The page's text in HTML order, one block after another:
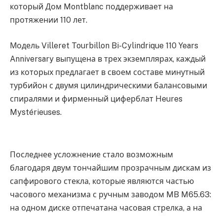
который Дом Montblanc поддерживает на
протяжении 110 лет.
Модель Villeret Tourbillon Bi-Cylindrique 110 Years
Anniversary выпущена в трех экземплярах, каждый
из которых предлагает в своем составе минутный
турбийон с двумя цилиндрическими балансовыми
спиралями и фирменный циферблат Heures
Mystérieuses.
Последнее усложнение стало возможным
благодаря двум тончайшим прозрачным дискам из
сапфирового стекла, которые являются частью
часового механизма с ручным заводом MB M65.63:
на одном диске отпечатана часовая стрелка, а на